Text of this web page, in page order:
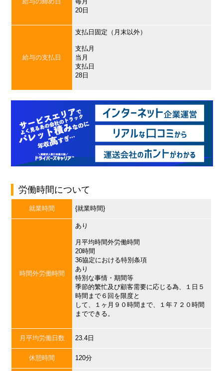
20日
給与の支払日
支払日固定（月末以外）
支払月
当月
支払日
28日
労働時間について
就業時間 {就業時間}
時間外労働時間
あり
月平均時間外労働時間
20時間
36協定における特別条項
あり
特別な事情・期間等
季節的繁忙及び顧客需要に応じる為、１日５
時間まで６回を限度と
して、１ヶ月９０時間まで、１年７２０時間
までできる。
月平均労働日数 23.4日
休憩時間 120分